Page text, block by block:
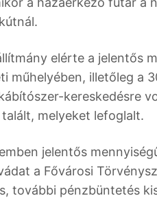
elérte a jelentős
műhelyében, illetőleg a
kereskedésre
melyeket lefoglalt.
jelentős
a Fővárosi
további pénzbüntetés